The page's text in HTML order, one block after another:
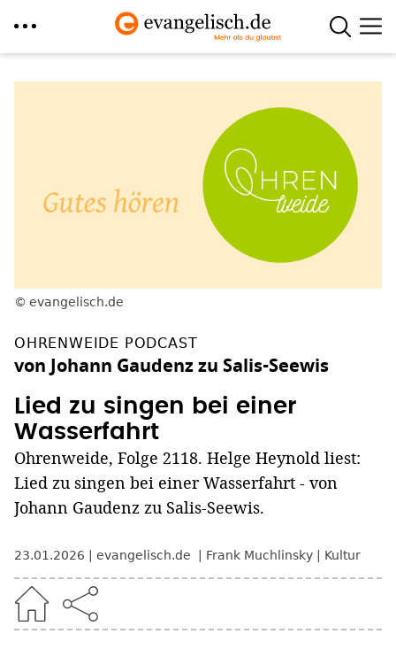
evangelisch.de
OHRENWEIDE PODCAST
von Johann Gaudenz zu Salis-Seewis
Lied zu singen bei einer
Wasserfahrt
Ohrenweide, Folge 2118. Helge Heynold liest:
Lied zu singen bei einer Wasserfahrt - von
Johann Gaudenz zu Salis-Seewis.
23.01.2026 evangelisch.de Frank Muchlinsky Kultur